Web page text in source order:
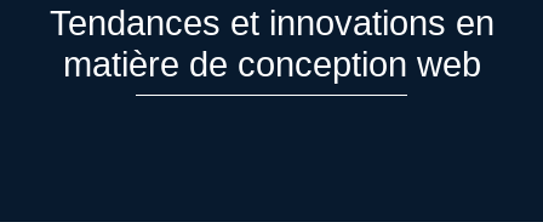
Tendances et innovations en
matière de conception web